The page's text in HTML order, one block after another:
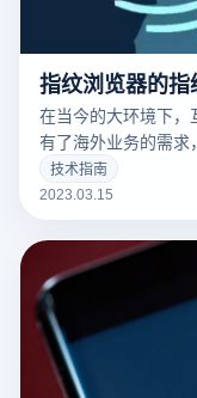
指纹浏览器的指
在当今的大环境下
有了海外业务的需求
针对不同的工作内
器。要清楚的了解什
很大的不同
技术指南
2023.03.15